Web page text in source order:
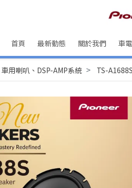
首頁 最新動態 關於我們 車
車用喇叭、DSP-AMP系統 TS-A1688S